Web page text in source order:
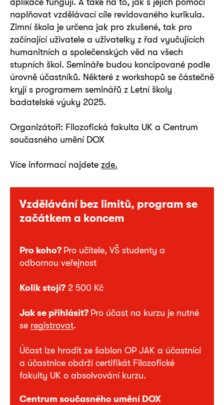
Vzdělávání bez limitů, program se
začátkem a koncem
Pro koho? Pro učitele, VŠ studenty a
odbornou veřejnost
Kolik stojí? 2 500 Kč
Jak se přihlásit? Pro účast na kurzu je nutné
se registrovat.
Účast lze hradit ze šablon OP JAK a účastníci
a účastnice obdrží certifikát Filozofické
fakulty UK o absolvování kurzu.
Centrum současného umění DOX
naplňovat vzdělávací cíle revidovaného kurikula.
Zimní škola je určena jak pro zkušené, tak pro
začínající uživatele a uživatelky z řad vyučujících
humanitních a společenských věd na všech
stupních škol. Semináře budou koncipované podle
úrovně účastníků. Některé z workshopů se částečně
kryjí s programem seminářů z Letní školy
badatelské výuky 2025.
Organizátoři: Filozofická fakulta UK a Centrum
současného umění DOX
Více informací najdete zde.